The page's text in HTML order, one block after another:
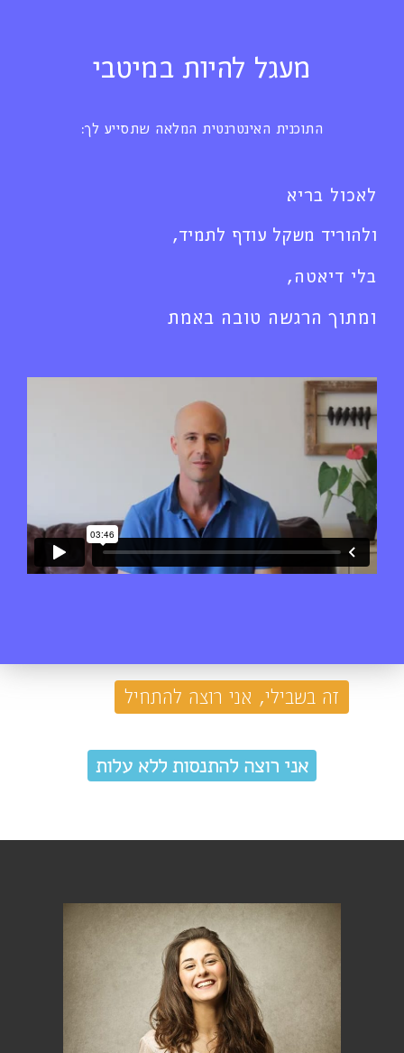
מעגל להיות במיטבי
התוכנית האינטרנטית המלאה שתסייע לך:
לאכול בריא
ולהוריד משקל עודף לתמיד,
בלי דיאטה,
ומתוך הרגשה טובה באמת
זה בשבילי, אני רוצה להתחיל
אני רוצה להתנסות ללא עלות